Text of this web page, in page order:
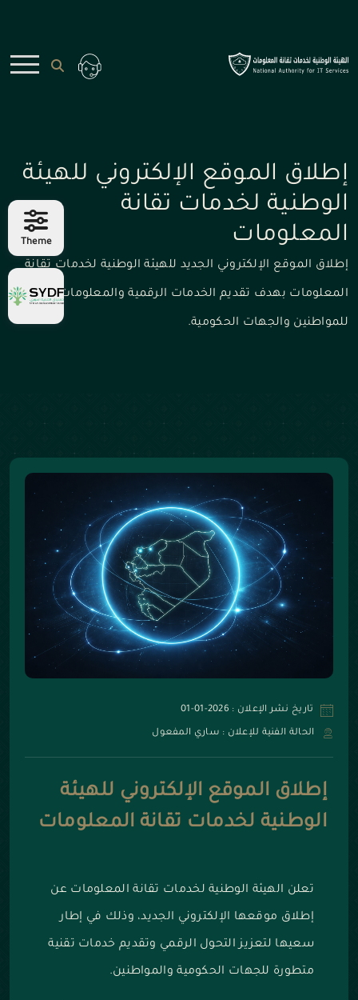
Theme
إطلاق الموقع الإلكتروني للهيئة
الوطنية لخدمات تقانة
المعلومات
إطلاق الموقع الإلكتروني الجديد للهيئة الوطنية لخدمات تقانة
المعلومات بهدف تقديم الخدمات الرقمية والمعلومات التقنية
للمواطنين والجهات الحكومية.
تاريخ نشر الإعلان : 2026-01-01
الحالة الفنية للإعلان : ساري المفعول
إطلاق الموقع الإلكتروني للهيئة
الوطنية لخدمات تقانة المعلومات
تعلن الهيئة الوطنية لخدمات تقانة المعلومات عن
إطلاق موقعها الإلكتروني الجديد، وذلك في إطار
سعيها لتعزيز التحول الرقمي وتقديم خدمات تقنية
متطورة للجهات الحكومية والمواطنين.